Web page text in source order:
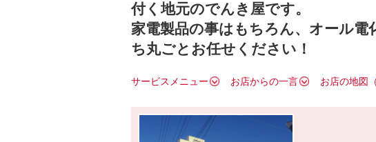
付く地元のでんき屋です。
家電製品の事はもちろん、オール電
ち丸ごとお任せください！
サービスメニュー お店からの一言 お店の地図